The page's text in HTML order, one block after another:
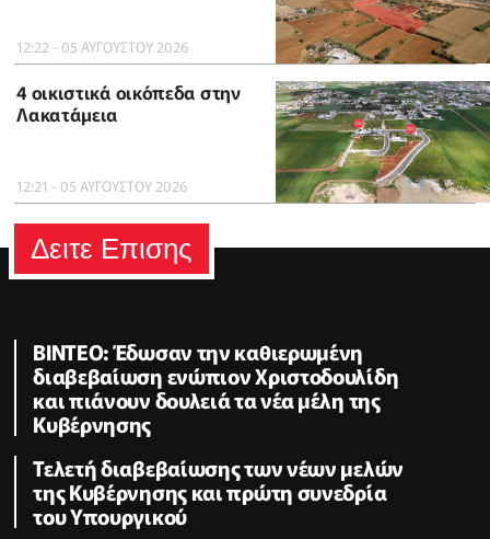
12:22 - 05 ΑΥΓΟΥΣΤΟΥ 2026
4 οικιστικά οικόπεδα στην
Λακατάμεια
12:21 - 05 ΑΥΓΟΥΣΤΟΥ 2026
Δειτε Επισης
ΒΙΝΤΕΟ: Έδωσαν την καθιερωμένη
διαβεβαίωση ενώπιον Χριστοδουλίδη
και πιάνουν δουλειά τα νέα μέλη της
Κυβέρνησης
Τελετή διαβεβαίωσης των νέων μελών
της Κυβέρνησης και πρώτη συνεδρία
του Υπουργικού